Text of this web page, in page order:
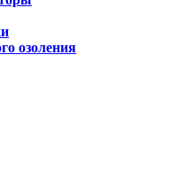
озоления